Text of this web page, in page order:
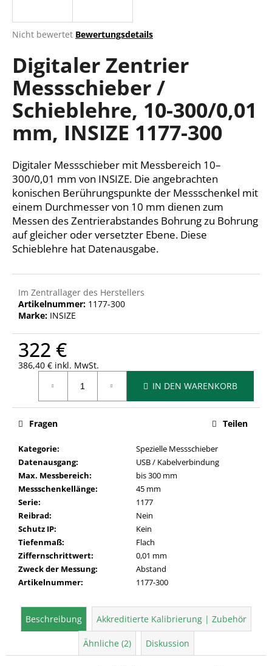
Die
Produktbewertung
ist
0,0
von
5
Sternen.
Nicht bewertet Bewertungsdetails
Digitaler Zentrier
Messschieber /
Schieblehre, 10-300/0,01
mm, INSIZE 1177-300
Digitaler Messschieber mit Messbereich 10–
300/0,01 mm von INSIZE. Die angebrachten
konischen Berührungspunkte der Messschenkel mit
einem Durchmesser von 10 mm dienen zum
Messen des Zentrierabstandes Bohrung zu Bohrung
auf gleicher oder versetzter Ebene. Diese
Schieblehre hat Datenausgabe.
Im Zentrallager des Herstellers
Artikelnummer: 1177-300
Marke: INSIZE
322 €
386,40 € inkl. MwSt.
IN DEN WARENKORB
Kategorie:
Spezielle Messschieber
Datenausgang:
USB / Kabelverbindung
Max. Messbereich:
bis 300 mm
Messschenkellänge:
45 mm
Serie:
1177
Reibrad:
Nein
Schutz IP:
Kein
Tiefenmaß:
Flach
Ziffernschrittwert:
0,01 mm
Zweck der Messung:
Abstand
Artikelnummer: 1177-300
Fragen Teilen
Beschreibung Akkreditierte Kalibrierung | Zubehör
Ähnliche (2) Diskussion
W
i
r
e
p
f
e
h
l
e
n